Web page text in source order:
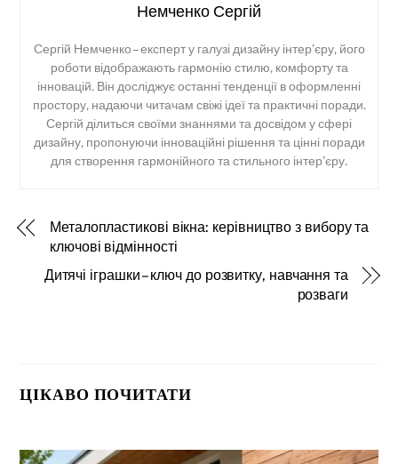
Немченко Сергій
Сергій Немченко – експерт у галузі дизайну інтер’єру, його
роботи відображають гармонію стилю, комфорту та
інновацій. Він досліджує останні тенденції в оформленні
простору, надаючи читачам свіжі ідеї та практичні поради.
Сергій ділиться своїми знаннями та досвідом у сфері
дизайну, пропонуючи інноваційні рішення та цінні поради
для створення гармонійного та стильного інтер’єру.
Металопластикові вікна: керівництво з вибору та
ключові відмінності
Дитячі іграшки – ключ до розвитку, навчання та
розваги
ЦІКАВО ПОЧИТАТИ